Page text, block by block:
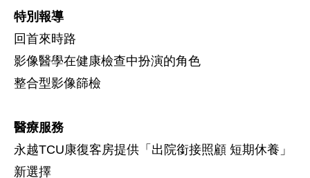
特別報導
回首來時路
影像醫學在健康檢查中扮演的角色
整合型影像篩檢
醫療服務
永越TCU康復客房提供「出院銜接照顧 短期休養」
新選擇